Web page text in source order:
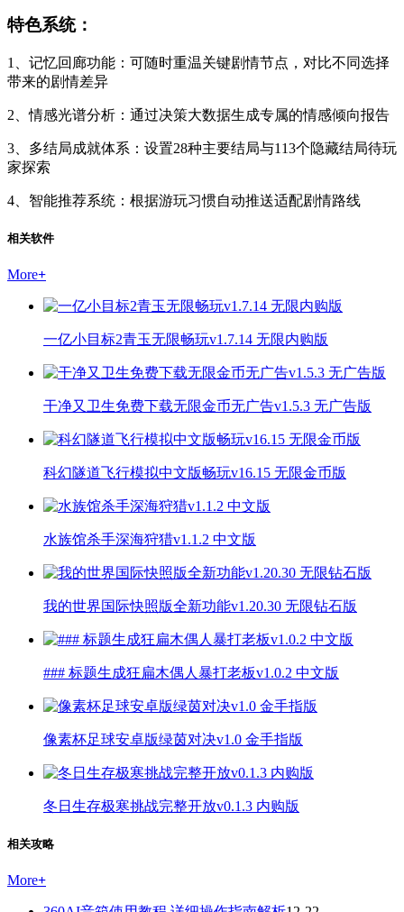
特色系统：
1、记忆回廊功能：可随时重温关键剧情节点，对比不同选择
带来的剧情差异
2、情感光谱分析：通过决策大数据生成专属的情感倾向报告
3、多结局成就体系：设置28种主要结局与113个隐藏结局待玩
家探索
4、智能推荐系统：根据游玩习惯自动推送适配剧情路线
相关软件
More+
一亿小目标2青玉无限畅玩v1.7.14 无限内购版
干净又卫生免费下载无限金币无广告v1.5.3 无广告版
科幻隧道飞行模拟中文版畅玩v16.15 无限金币版
水族馆杀手深海狩猎v1.1.2 中文版
我的世界国际快照版全新功能v1.20.30 无限钻石版
### 标题生成狂扁木偶人暴打老板v1.0.2 中文版
像素杯足球安卓版绿茵对决v1.0 金手指版
冬日生存极寒挑战完整开放v0.1.3 内购版
相关攻略
More+